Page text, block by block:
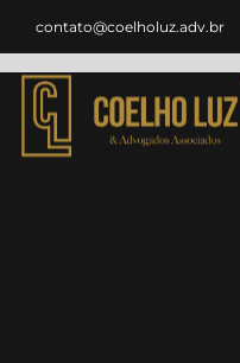
contato@coelholuz.adv.br